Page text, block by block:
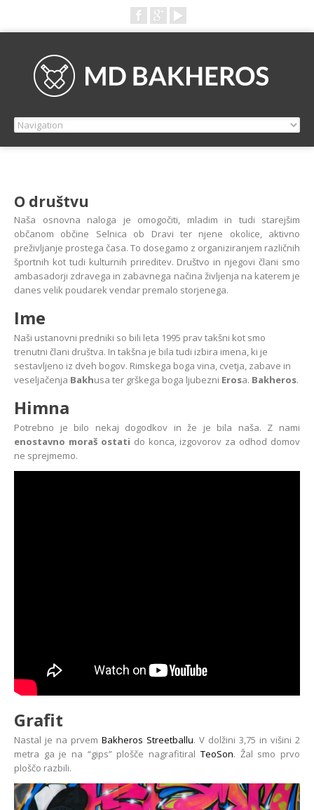
O društvu
Naša osnovna naloga je omogočiti, mladim in tudi starejšim
občanom občine Selnica ob Dravi ter njene okolice, aktivno
preživljanje prostega časa. To dosegamo z organiziranjem različnih
športnih kot tudi kulturnih prireditev. Društvo in njegovi člani smo
ambasadorji zdravega in zabavnega načina življenja na katerem je
danes velik poudarek vendar premalo storjenega.
Ime
Naši ustanovni predniki so bili leta 1995 prav takšni kot smo
trenutni člani društva. In takšna je bila tudi izbira imena, ki je
sestavljeno iz dveh bogov. Rimskega boga vina, cvetja, zabave in
veseljačenja Bakhusa ter grškega boga ljubezni Erosa. Bakheros.
Himna
Potrebno je bilo nekaj dogodkov in že je bila naša. Z nami
enostavno moraš ostati do konca, izgovorov za odhod domov
ne sprejmemo.
Grafit
Nastal je na prvem Bakheros Streetballu. V dolžini 3,75 in višini 2
metra ga je na “gips” plošče nagrafitiral TeoSon. Žal smo prvo
ploščo razbili.